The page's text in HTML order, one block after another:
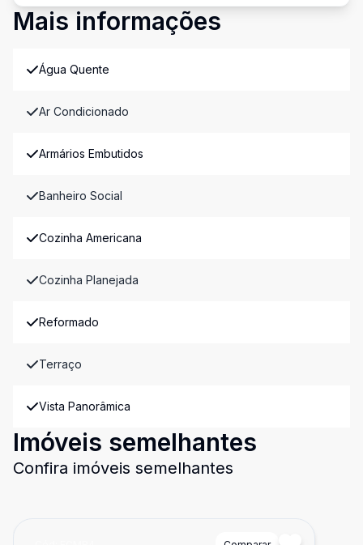
Mais informações
Água Quente
Ar Condicionado
Armários Embutidos
Banheiro Social
Cozinha Americana
Cozinha Planejada
Reformado
Terraço
Vista Panorâmica
Imóveis semelhantes
Confira imóveis semelhantes